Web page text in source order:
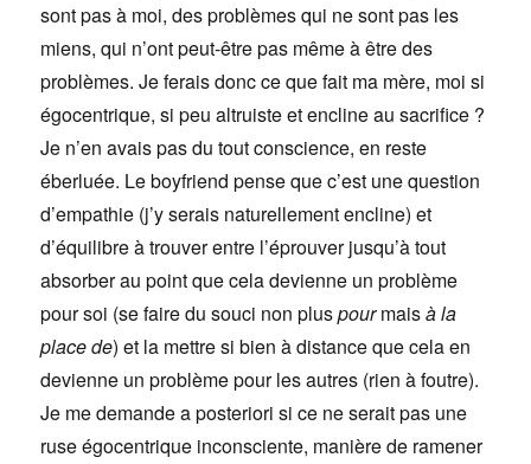
sont pas à moi, des problèmes qui ne sont pas les
miens, qui n’ont peut-être pas même à être des
problèmes. Je ferais donc ce que fait ma mère, moi si
égocentrique, si peu altruiste et encline au sacrifice ?
Je n’en avais pas du tout conscience, en reste
éberluée. Le boyfriend pense que c’est une question
d’empathie (j’y serais naturellement encline) et
d’équilibre à trouver entre l’éprouver jusqu’à tout
absorber au point que cela devienne un problème
pour soi (se faire du souci non pluspourmaisà la
place de) et la mettre si bien à distance que cela en
devienne un problème pour les autres (rien à foutre).
Je me demande a posteriori si ce ne serait pas une
ruse égocentrique inconsciente, manière de ramener